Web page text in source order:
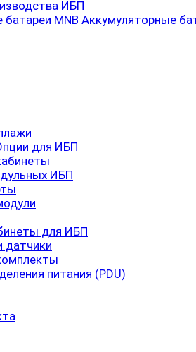
ИБП
Аккумуляторные
для ИБП
ИБП
для ИБП
датчики
питания (PDU)